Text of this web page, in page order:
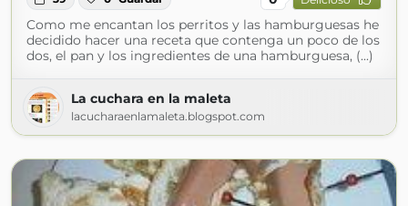
Como me encantan los perritos y las hamburguesas he
decidido hacer una receta que contenga un poco de los
dos, el pan y los ingredientes de una hamburguesa, (...)
La cuchara en la maleta
lacucharaenlamaleta.blogspot.com